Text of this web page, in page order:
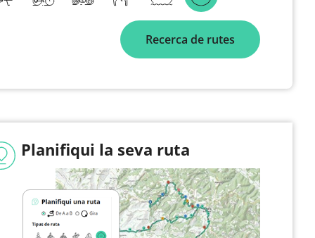
Recerca de rutes
Planifiqui la seva ruta